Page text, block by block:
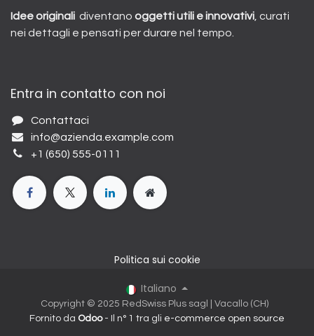
Idee originali diventano oggetti utili e innovativi , curati
nei dettagli e pensati per durare nel tempo.
Entra in contatto con noi
Contattaci
info@azienda.example.com
+1 (650) 555-0111
Politica sui cookie
Copyright © 2025 RedSwiss Plus sagl | Vacallo (CH)
Italiano
Fornito da Odoo - Il n° 1 tra gli e-commerce open source